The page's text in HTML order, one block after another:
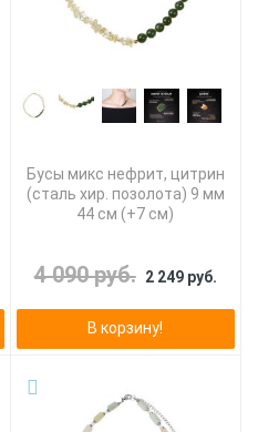
Бусы микс нефрит, цитрин
(сталь хир. позолота) 9 мм
44 см (+7 см)
4 090 руб. 2 249 руб.
В корзину!